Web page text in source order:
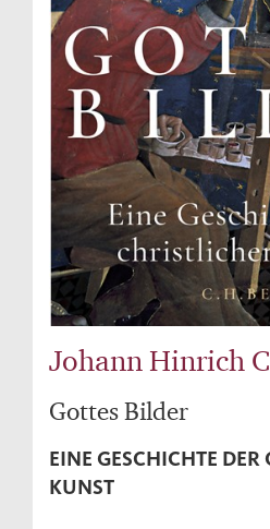
Johann Hinrich
Gottes Bilder
EINE GESCHICHTE
KUNST